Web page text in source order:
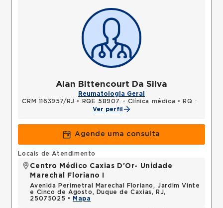
Alan Bittencourt Da Silva
Reumatologia Geral
CRM 1163957/RJ • RQE 58907 - Clínica médica •
RQE 60360 - Reumatologia
Ver perfil
Agende uma consulta
Locais de Atendimento
Centro Médico Caxias D'Or- Unidade
Marechal Floriano I
Avenida Perimetral Marechal Floriano, Jardim Vinte
e Cinco de Agosto, Duque de Caxias, RJ,
25075025 •
Mapa